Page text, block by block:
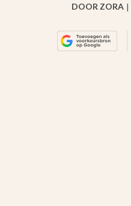
DOOR ZORA